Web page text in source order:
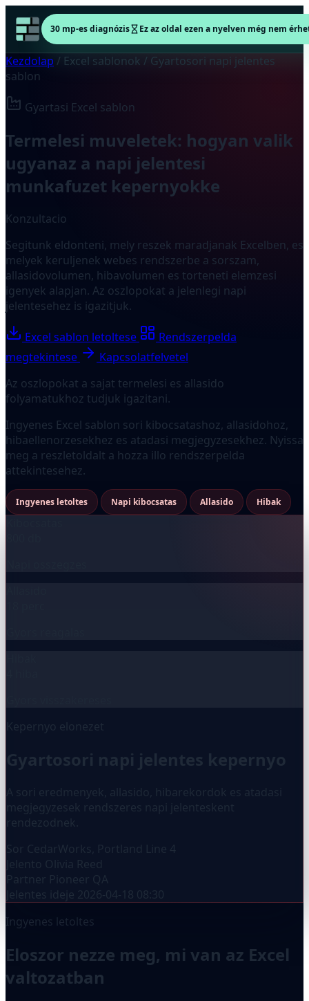
30 mp-es diagnózis Ez az oldal ezen a nyelven még nem
Kezdolap / Excel sablonok / Gyartosori napi jelentes
sablon
Gyartasi Excel sablon
Termelesi muveletek: hogyan valik
ugyanaz a napi jelentesi
munkafuzet kepernyokke
Konzultacio
Segitunk eldonteni, mely reszek maradjanak Excelben, es
melyek keruljenek webes rendszerbe a sorszam,
allasidovolumen, hibavolumen es torteneti elemzesi
igenyek alapjan. Az oszlopokat a jelenlegi napi
jelentesehez is igazitjuk.
Excel sablon letoltese
Rendszerpelda
megtekintese
Kapcsolatfelvetel
Az oszlopokat a sajat termelesi es allasido
folyamatukhoz tudjuk igazitani.
Ingyenes Excel sablon sori kibocsatashoz, allasidohoz,
hibaellenorzesekhez es atadasi megjegyzesekhez. Nyissa
meg a reszletoldalt a hozza illo rendszerpelda
attekintesehez.
Ingyenes letoltes Napi kibocsatas Allasido Hibak
Kepernyo elonezet
Gyartosori napi jelentes kepernyo
A sori eredmenyek, allasido, hibarekordok es atadasi
megjegyzesek rendszeres napi jelenteskent
rendezodnek.
Sor CedarWorks, Portland Line 4
Jelento
Olivia Reed
Partner Pioneer QA
Jelentes ideje 2026-04-18 08:30
Ingyenes letoltes
Eloszor nezze meg, mi van az Excel
valtozatban